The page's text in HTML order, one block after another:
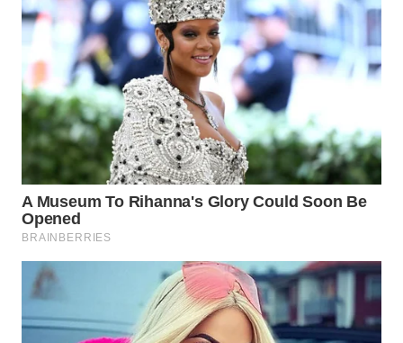
WN
WN
KALBAR
WN
KALTENG
WN
KALTARA